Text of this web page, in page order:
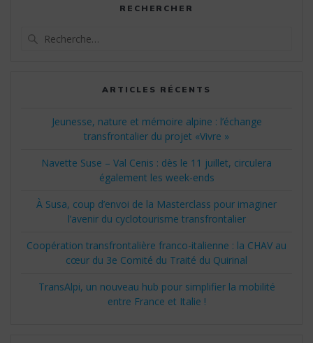
RECHERCHER
ARTICLES RÉCENTS
Jeunesse, nature et mémoire alpine : l’échange
transfrontalier du projet «Vivre »
Navette Suse – Val Cenis : dès le 11 juillet, circulera
également les week-ends
À Susa, coup d’envoi de la Masterclass pour imaginer
l’avenir du cyclotourisme transfrontalier
Coopération transfrontalière franco-italienne : la CHAV au
cœur du 3e Comité du Traité du Quirinal
TransAlpi, un nouveau hub pour simplifier la mobilité
entre France et Italie !